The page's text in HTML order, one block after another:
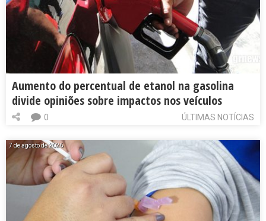
Aumento do percentual de etanol na gasolina
divide opiniões sobre impactos nos veículos
ÚLTIMAS NOTÍCIAS
0
7 de agosto de 2026